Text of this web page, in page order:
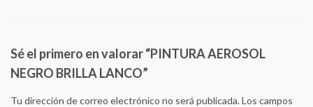
Sé el primero en valorar “PINTURA AEROSOL
NEGRO BRILLA LANCO”
Tu dirección de correo electrónico no será publicada.Los campos